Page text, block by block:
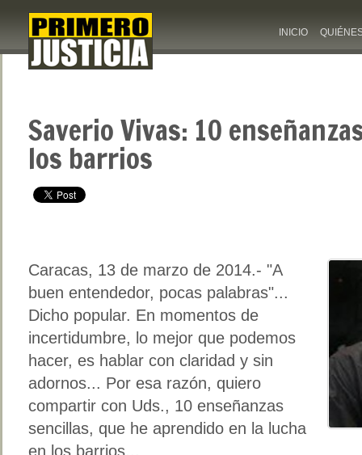
INICIO
Saverio Vivas: 10
los barrios
Caracas, 13 de marzo de 2014.- "A
buen entendedor, pocas palabras"...
Dicho popular. En momentos de
incertidumbre, lo mejor que podemos
hacer, es hablar con claridad y sin
adornos... Por esa razón, quiero
compartir con Uds., 10 enseñanzas
sencillas, que he aprendido en la lucha
en los barrios...